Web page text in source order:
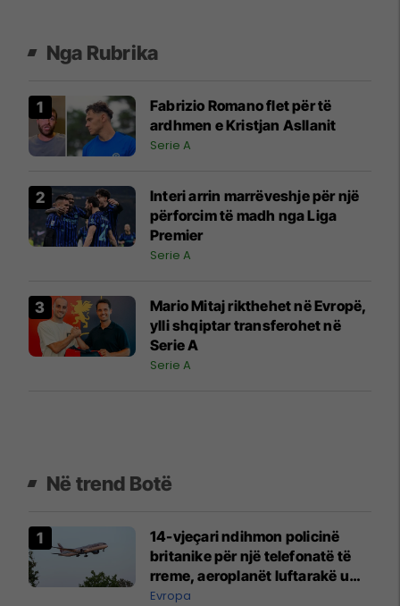
Nga Rubrika
Fabrizio Romano flet për të
ardhmen e Kristjan Asllanit
Serie A
Interi arrin marrëveshje për një
përforcim të madh nga Liga
Premier
Serie A
Mario Mitaj rikthehet në Evropë,
ylli shqiptar transferohet në
Serie A
Serie A
Në trend Botë
14-vjeçari ndihmon policinë
britanike për një telefonatë të
rreme, aeroplanët luftarakë u
ngritën në ajër për të
Evropa